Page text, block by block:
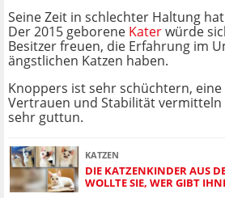
Seine Zeit in schlechter Haltung
Der 2015 geborene Katerwürde
Besitzer freuen, die Erfahrung im
ängstlichen Katzen haben.
Knoppers ist sehr schüchtern, eine
Vertrauen und Stabilität vermitteln
sehr guttun.
KATZEN
DIE KATZENKINDER AUS
WOLLTE SIE, WER GIBT